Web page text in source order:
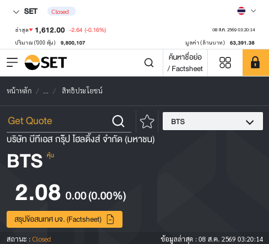
SET Closed
ล่าสุด 1,612.00 -2.64 (-0.16%) 08 ส.ค. 2569 03:20:14
ปริมาณ ('000 หุ้น) 9,800,107 มูลค่า (ล้านบาท) 63,391.38
ค้นหาชื่อย่อ
/ Factsheet
หน้าหลัก ... สิทธิประโยชน์
BTS
บริษัท บีทีเอส กรุ๊ป โฮลดิ้งส์ จำกัด (มหาชน)
BTS หุ้น
2.08 0.00(0.00%)
สรุปข้อสนเทศ บจ. (Factsheet)
สถานะ : Closed ข้อมูลล่าสุด : 08 ส.ค. 2569 03:20:14